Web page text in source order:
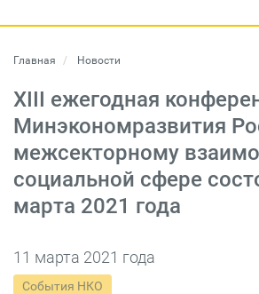
Главная Новости
XIII ежегодная
Минэкономразвития
межсекторному
социальной сфере
марта 2021 года
11 марта 2021 года
События НКО